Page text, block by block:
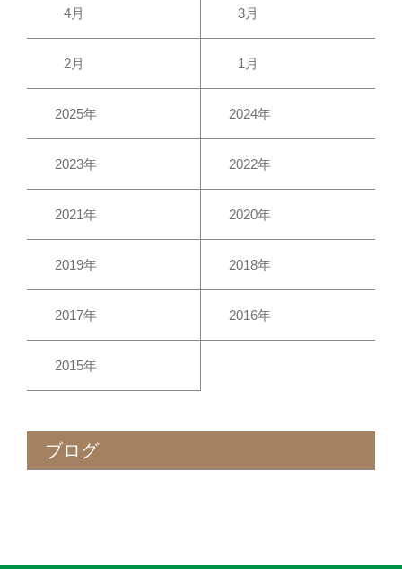
4月 3月
2月 1月
2025年 2024年
2023年 2022年
2021年 2020年
2019年 2018年
2017年 2016年
2015年
ブログ